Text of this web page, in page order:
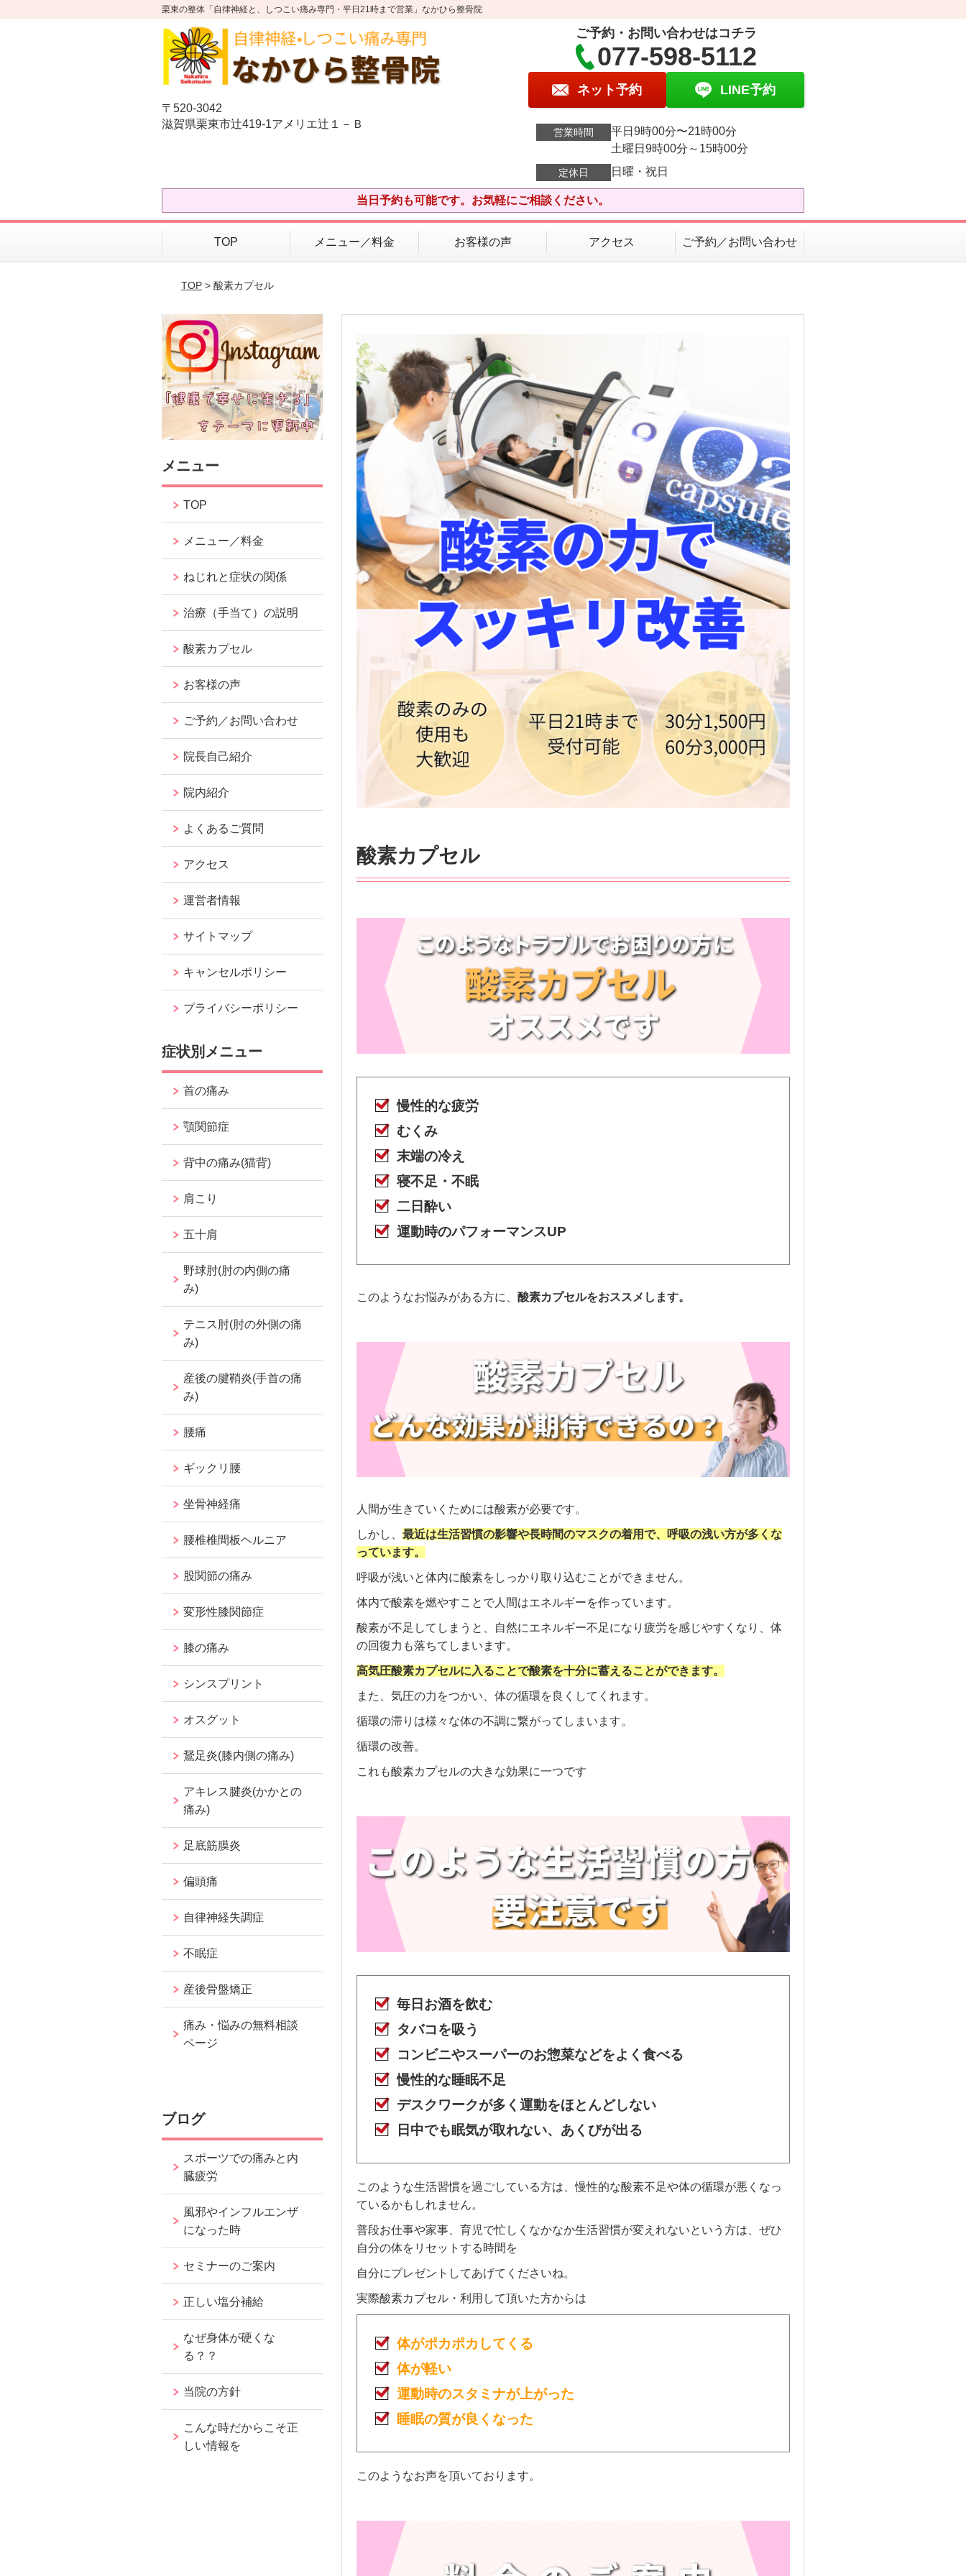
栗東の整体「自律神経と、しつこい痛み専門・平日21時まで営業」なかひら整骨院
〒520-3042
滋賀県栗東市辻419-1アメリエ辻１－Ｂ
ご予約・お問い合わせはコチラ
077-598-5112
ネット予約 LINE予約
営業時間
平日9時00分〜21時00分
土曜日9時00分～15時00分
定休日 日曜・祝日
当日予約も可能です。お気軽にご相談ください。
TOP メニュー／料金 お客様の声 アクセス ご予約／お問い合わせ
TOP> 酸素カプセル
酸素カプセル
慢性的な疲労
むくみ
末端の冷え
寝不足・不眠
二日酔い
運動時のパフォーマンスUP
このようなお悩みがある方に、 酸素カプセルをおススメします。
人間が生きていくためには酸素が必要です。
しかし、 最近は生活習慣の影響や長時間のマスクの着用で、呼吸の浅い方が多くな
っています。
呼吸が浅いと体内に酸素をしっかり取り込むことができません。
体内で酸素を燃やすことで人間はエネルギーを作っています。
酸素が不足してしまうと、自然にエネルギー不足になり疲労を感じやすくなり、体
の回復力も落ちてしまいます。
高気圧酸素カプセルに入ることで酸素を十分に蓄えることができます。
また、気圧の力をつかい、体の循環を良くしてくれます。
循環の滞りは様々な体の不調に繋がってしまいます。
循環の改善。
これも酸素カプセルの大きな効果に一つです
毎日お酒を飲む
タバコを吸う
コンビニやスーパーのお惣菜などをよく食べる
慢性的な睡眠不足
デスクワークが多く運動をほとんどしない
日中でも眠気が取れない、あくびが出る
このような生活習慣を過ごしている方は、慢性的な酸素不足や体の循環が悪くなっ
ているかもしれません。
普段お仕事や家事、育児で忙しくなかなか生活習慣が変えれないという方は、ぜひ
自分の体をリセットする時間を
自分にプレゼントしてあげてくださいね。
実際酸素カプセル・利用して頂いた方からは
体がポカポカしてくる
体が軽い
運動時のスタミナが上がった
睡眠の質が良くなった
このようなお声を頂いております。
メニュー
TOP
メニュー／料金
ねじれと症状の関係
治療（手当て）の説明
酸素カプセル
お客様の声
ご予約／お問い合わせ
院長自己紹介
院内紹介
よくあるご質問
アクセス
運営者情報
サイトマップ
キャンセルポリシー
プライバシーポリシー
症状別メニュー
首の痛み
顎関節症
背中の痛み(猫背)
肩こり
五十肩
野球肘(肘の内側の痛
み)
テニス肘(肘の外側の痛
み)
産後の腱鞘炎(手首の痛
み)
腰痛
ギックリ腰
坐骨神経痛
腰椎椎間板ヘルニア
股関節の痛み
変形性膝関節症
膝の痛み
シンスプリント
オスグット
鵞足炎(膝内側の痛み)
アキレス腱炎(かかとの
痛み)
足底筋膜炎
偏頭痛
自律神経失調症
不眠症
産後骨盤矯正
痛み・悩みの無料相談
ページ
ブログ
スポーツでの痛みと内
臓疲労
風邪やインフルエンザ
になった時
セミナーのご案内
正しい塩分補給
なぜ身体が硬くな
る？？
当院の方針
こんな時だからこそ正
しい情報を